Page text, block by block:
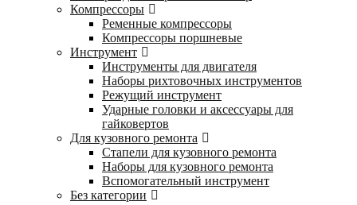
Компрессоры
Ременные компрессоры
Компрессоры поршневые
Инструмент
Инструменты для двигателя
Наборы рихтовочных инструментов
Режущий инструмент
Ударные головки и аксессуары для
гайковертов
Для кузовного ремонта
Стапели для кузовного ремонта
Наборы для кузовного ремонта
Вспомогательный инструмент
Без категории